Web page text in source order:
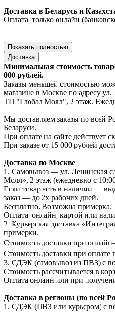
Доставка в Беларусь и
Оплата: только онлайн
Показать полностью
Доставка
Минимальная стоимость
000 рублей.
Заказы меньшей стоимостью
магазине в Москве по адресу ул.
ТЦ "Глобал Молл", 2 этаж.
Мы доставляем заказы по всей
Беларуси.
При оплате на сайте действует
При заказе от 15 000 рублей
Доставка по Москве
1. Самовывоз — ул. Ленинская
Молл», 2 этаж (ежедневно с
Если товар есть в наличии —
заказ — до 2х рабочих дней.
Бесплатно. Возможна примерка.
Оплата: онлайн, картой или
2. Курьерская доставка
примерки.
Стоимость доставки при
Стоимость доставки при
3. СДЭК (самовывоз из ПВЗ) с
Стоимость рассчитывается в
Оплата онлайн или при
Доставка в регионы (по всей
1. СДЭК (ПВЗ или курьером) с